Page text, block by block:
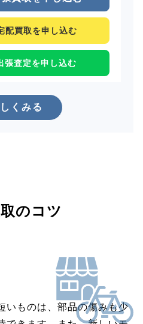
配買取を申し込む
張査定を申し込む
くみる
のコツ
いものは、部品の傷みも少